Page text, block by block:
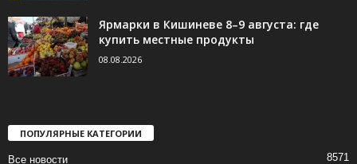
Ярмарки в Кишиневе 8–9 августа: где
купить местные продукты
08.08.2026
ПОПУЛЯРНЫЕ КАТЕГОРИИ
Все новости 8571